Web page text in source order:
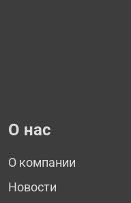
О нас
О компании
Новости